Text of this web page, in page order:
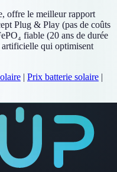
offre le meilleur rapport
Plug & Play (pas de coûts
fiable (20 ans de durée
artificielle qui optimisent
| Prix batterie solaire |